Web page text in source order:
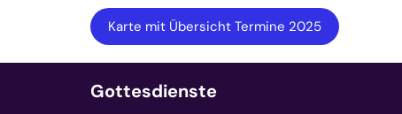
Karte mit Übersicht Termine 2025
Gottesdienste